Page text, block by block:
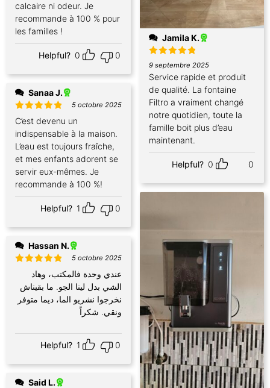
calcaire ni odeur. Je
recommande à 100 % pour
les familles !
Helpful? 0 0
Sanaa J.
Note5
sur 5
5 octobre 2025
C’est devenu un
indispensable à la maison.
L’eau est toujours fraîche,
et mes enfants adorent se
servir eux-mêmes. Je
recommande à 100 %!
Helpful? 1 0
Hassan N.
Note
sur 5
5 octobre 2025
عندي وحدة فالمكتب، وهاد
الشي بدل لينا الجو. ما بقيناش
نخرجوا نشريو الما، ديما متوفر
ونقي. شكراً
Helpful? 1 0
Said L.
Jamila K.
Note5
sur 5
9 septembre 2025
Service rapide et produit
de qualité. La fontaine
Filtro a vraiment changé
notre quotidien, toute la
famille boit plus d’eau
maintenant.
Helpful? 0 0